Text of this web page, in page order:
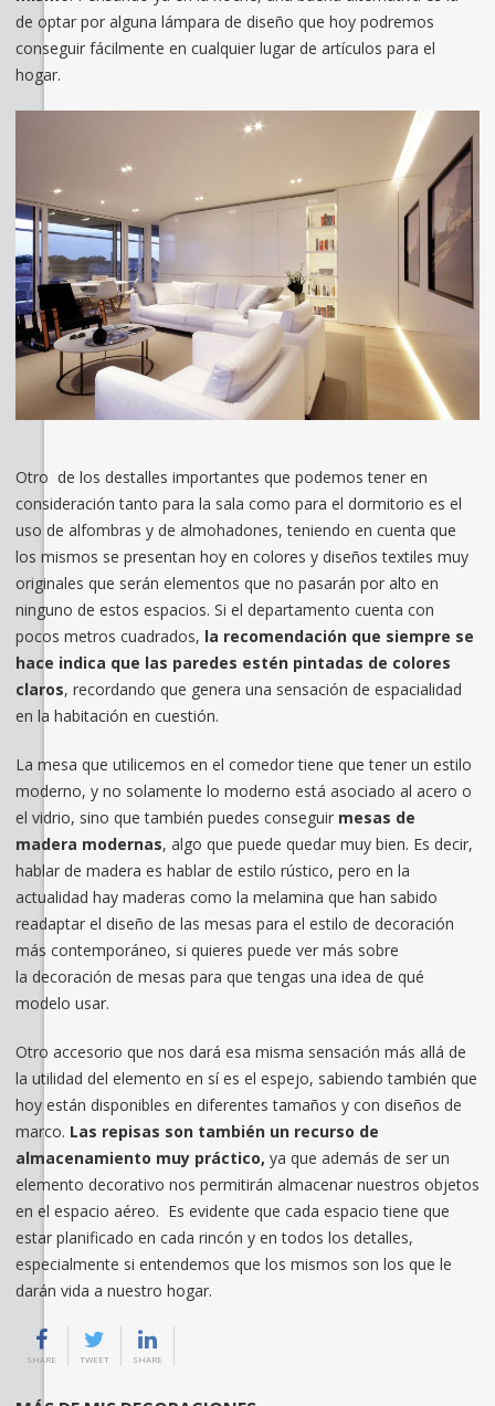
de optar por alguna lámpara de diseño que hoy podremos
conseguir fácilmente en cualquier lugar de artículos para el
hogar.
Otro de los destalles importantes que podemos tener en
consideración tanto para la sala como para el dormitorio es el
uso de alfombras y de almohadones, teniendo en cuenta que
los mismos se presentan hoy en colores y diseños textiles muy
originales que serán elementos que no pasarán por alto en
ninguno de estos espacios. Si el departamento cuenta con
pocos metros cuadrados, la recomendación que siempre se
hace indica que las paredes estén pintadas de colores
claros, recordando que genera una sensación de espacialidad
en la habitación en cuestión.
La mesa que utilicemos en el comedor tiene que tener un estilo
moderno, y no solamente lo moderno está asociado al acero o
el vidrio, sino que también puedes conseguir mesas de
madera modernas, algo que puede quedar muy bien. Es decir,
hablar de madera es hablar de estilo rústico, pero en la
actualidad hay maderas como la melamina que han sabido
readaptar el diseño de las mesas para el estilo de decoración
más contemporáneo, si quieres puede ver más sobre
la decoración de mesas para que tengas una idea de qué
modelo usar.
Otro accesorio que nos dará esa misma sensación más allá de
la utilidad del elemento en sí es el espejo, sabiendo también que
hoy están disponibles en diferentes tamaños y con diseños de
marco. Las repisas son también un recurso de
almacenamiento muy práctico, ya que además de ser un
elemento decorativo nos permitirán almacenar nuestros objetos
en el espacio aéreo. Es evidente que cada espacio tiene que
estar planificado en cada rincón y en todos los detalles,
especialmente si entendemos que los mismos son los que le
darán vida a nuestro hogar.
SHARE TWEET SHARE